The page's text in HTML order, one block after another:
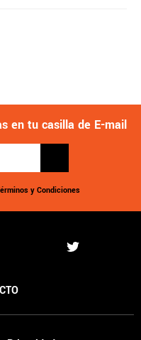
en tu casilla de E-mail
y Condiciones